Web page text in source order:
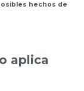
hechos de
aplica